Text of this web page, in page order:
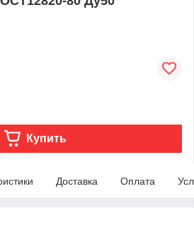
Купить
Доставка Оплата